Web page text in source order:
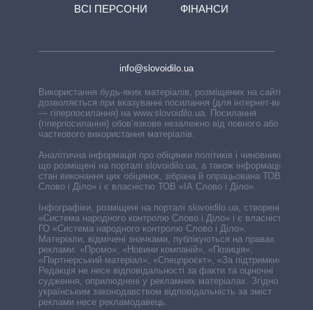
ВСІ ПЕРСОНИ
ФІНАНСИ
info@slovoidilo.ua
Використання будь-яких матеріалів, розміщених на сайті,
дозволяється при вказуванні посилання (для інтернет-видань
— гіперпосилання) на www.slovoidilo.ua. Посилання
(гіперпосилання) обов’язкове незалежно від повного або
часткового використання матеріалів.
Аналітична інформація про обіцянки політиків і чиновників,
що розміщені на порталі slovoidilo.ua, а також інформація про
стан виконання цих обіцянок, зібрана й опрацьована ТОВ «ІА
Слово і Діло» і є власністю ТОВ «ІА Слово і Діло».
Інфографіки, розміщені на порталі slovoidilo.ua, створені ГО
«Система народного контролю Слово і Діло» і є власністю
ГО «Система народного контролю Слово і Діло».
Матеріали, відмічені значками, публікуються на правах
реклами: «Промо», «Новини компаній», «Позиція»,
«Партнерський матеріал», «Спецпроєкт», «За підтримки».
Редакція не несе відповідальності за факти та оціночні
судження, оприлюднені у рекламних матеріалах. Згідно з
українським законодавством відповідальність за зміст
реклами несе рекламодавець.